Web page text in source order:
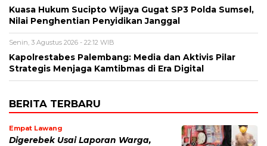
Kuasa Hukum Sucipto Wijaya Gugat SP3 Polda Sumsel,
Nilai Penghentian Penyidikan Janggal
Senin, 3 Agustus 2026 - 22:12 WIB
Kapolrestabes Palembang: Media dan Aktivis Pilar
Strategis Menjaga Kamtibmas di Era Digital
BERITA TERBARU
Empat Lawang
Digerebek Usai Laporan Warga,